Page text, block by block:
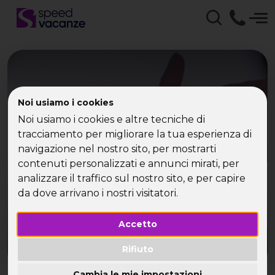
Noi usiamo i cookies
Noi usiamo i cookies e altre tecniche di
tracciamento per migliorare la tua esperienza di
navigazione nel nostro sito, per mostrarti
contenuti personalizzati e annunci mirati, per
analizzare il traffico sul nostro sito, e per capire
da dove arrivano i nostri visitatori.
Accetto
Rifiuto
Speed Vacanze - Mare
Italia per single